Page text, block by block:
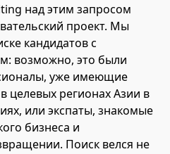
над этим запросом
проект. Мы
кандидатов с
возможно, это были
уже имеющие
регионах Азии в
или экспаты, знакомые
бизнеса и
Поиск велся не